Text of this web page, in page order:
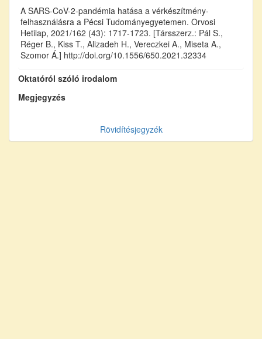
A SARS-CoV-2-pandémia hatása a vérkészítmény-
felhasználásra a Pécsi Tudományegyetemen. Orvosi
Hetilap, 2021/162 (43): 1717-1723. [Társszerz.: Pál S.,
Réger B., Kiss T., Alizadeh H., Vereczkei A., Miseta A.,
Szomor Á.] http://doi.org/10.1556/650.2021.32334
Oktatóról szóló irodalom
Megjegyzés
Rövidítésjegyzék